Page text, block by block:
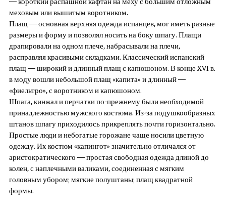
меховым или вышитым воротником.
Плащ — основная верхняя одежда испанцев, мог иметь разные
размеры и форму и позволял носить на боку шпагу. Плащи
драпировали на одном плече, набрасывали на плечи,
расправляя красивыми складками. Классический испанский
плащ — широкий и длинный плащ с капюшоном. В конце XVI в.
в моду вошли небольшой плащ «капита» и длинный —
«фиельтро», с воротником и капюшоном.
Шпага, кинжал и перчатки по-прежнему были необходимой
принадлежностью мужского костюма. Из-за подушкообразных
штанов шпагу приходилось прикреплять почти горизонтально.
Простые люди и небогатые горожане чаще носили цветную
одежду. Их костюм «капингот» значительно отличался от
аристократического — простая свободная одежда длиной до
колен, с наплечными валиками, соединенная с мягким
головным убором; мягкие полуштаны; плащ квадратной
формы.